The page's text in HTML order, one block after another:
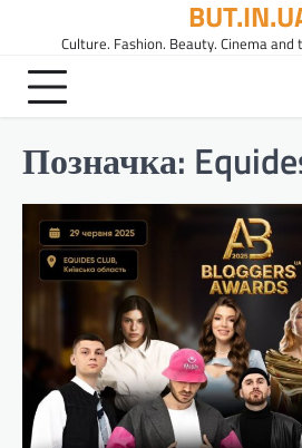
вмісту
Culture. Fashion. Beauty. Cinema
Позначка: